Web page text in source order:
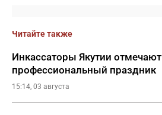
Читайте также
Инкассаторы Якутии отмечают
профессиональный праздник
15:14, 03 августа